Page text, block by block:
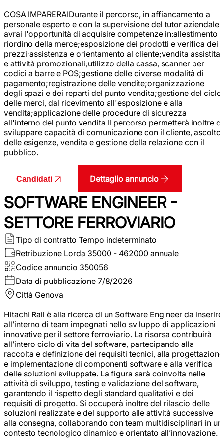
COSA IMPARERAIDurante il percorso, in affiancamento a
personale esperto e con la supervisione del tutor
avrai l'opportunità di acquisire competenze in:allestimento
riordino della merce;esposizione dei prodotti e verifica dei
prezzi;assistenza e orientamento al cliente;vendita assistita
e attività promozionali;utilizzo della cassa, scanner per
codici a barre e POS;gestione delle diverse modalità di
pagamento;registrazione delle vendite;organizzazione
degli spazi e dei reparti del punto vendita;gestione del
delle merci, dal ricevimento all'esposizione e alla
vendita;applicazione delle procedure di sicurezza
all'interno del punto vendita.Il percorso permetterà inoltre
sviluppare capacità di comunicazione con il cliente,
delle esigenze, vendita e gestione della relazione con il
pubblico.
Candidati Dettaglio annuncio
SOFTWARE ENGINEER -
SETTORE FERROVIARIO
Tipo di contratto Tempo indeterminato
Retribuzione Lorda 35000 - 462000 annuale
Codice annuncio 350056
Data di pubblicazione 7/8/2026
Città Genova
Hitachi Rail è alla ricerca di un Software Engineer da
all’interno di team impegnati nello sviluppo di applicazioni
innovative per il settore ferroviario. La risorsa contribuirà
all’intero ciclo di vita del software, partecipando alla
raccolta e definizione dei requisiti tecnici, alla
e implementazione di componenti software e alla verifica
delle soluzioni sviluppate. La figura sarà coinvolta nelle
attività di sviluppo, testing e validazione del software,
garantendo il rispetto degli standard qualitativi e dei
requisiti di progetto. Si occuperà inoltre del rilascio delle
soluzioni realizzate e del supporto alle attività successive
alla consegna, collaborando con team multidisciplinari in
contesto tecnologico dinamico e orientato all’innovazione.